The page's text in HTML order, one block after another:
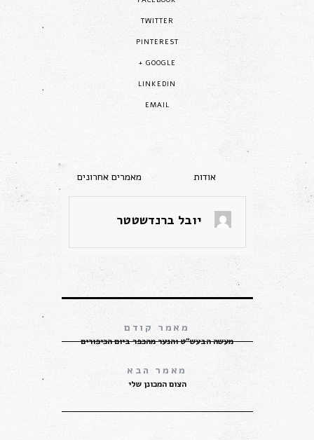
TWITTER
PINTEREST
GOOGLE +
LINKEDIN
EMAIL
יובל ברנדשטטר
מעשה הבעש”ט והנער מהכפר ביום הכיפורים
הצום המכונן שלי